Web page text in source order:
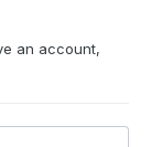
an account,